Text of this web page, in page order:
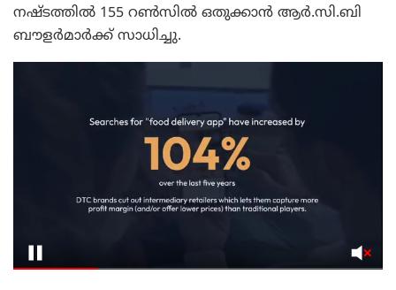
നഷ്ടത്തിൽ 155 റൺസിൽ ഒതുക്കാൻ ആർ.സി.ബി
ബൗളർമാർക്ക് സാധിച്ചു.